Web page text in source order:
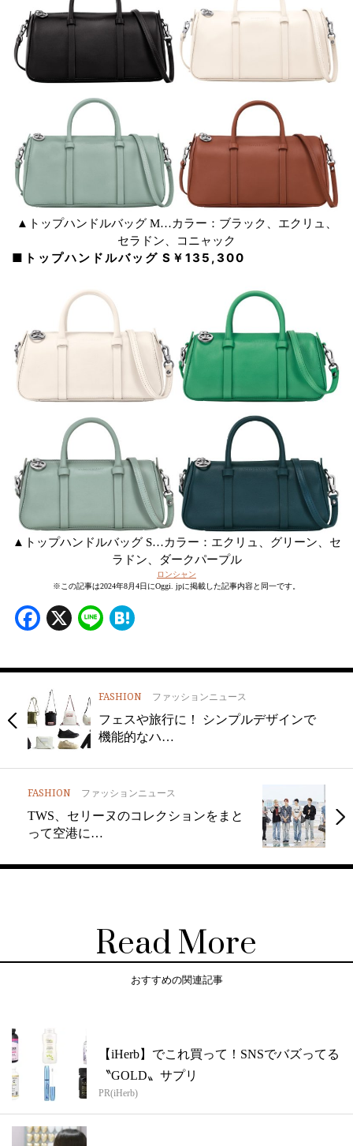
▲トップハンドルバッグ M…カラー：ブラック、エクリュ、
セラドン、コニャック
■トップハンドルバッグ S￥135,300
▲トップハンドルバッグ S…カラー：エクリュ、グリーン、セ
ラドン、ダークパープル
ロンシャン
※この記事は2024年8月4日にOggi. jpに掲載した記事内容と同一です。
Facebook
X Line
FASHION ファッションニュース
フェスや旅行に！ シンプルデザインで
機能的なハ…
FASHION ファッションニュース
TWS、セリーヌのコレクションをまと
って空港に…
Read More
おすすめの関連記事
【iHerb】でこれ買って！SNSでバズってる
〝GOLD〟サプリ
PR(iHerb)